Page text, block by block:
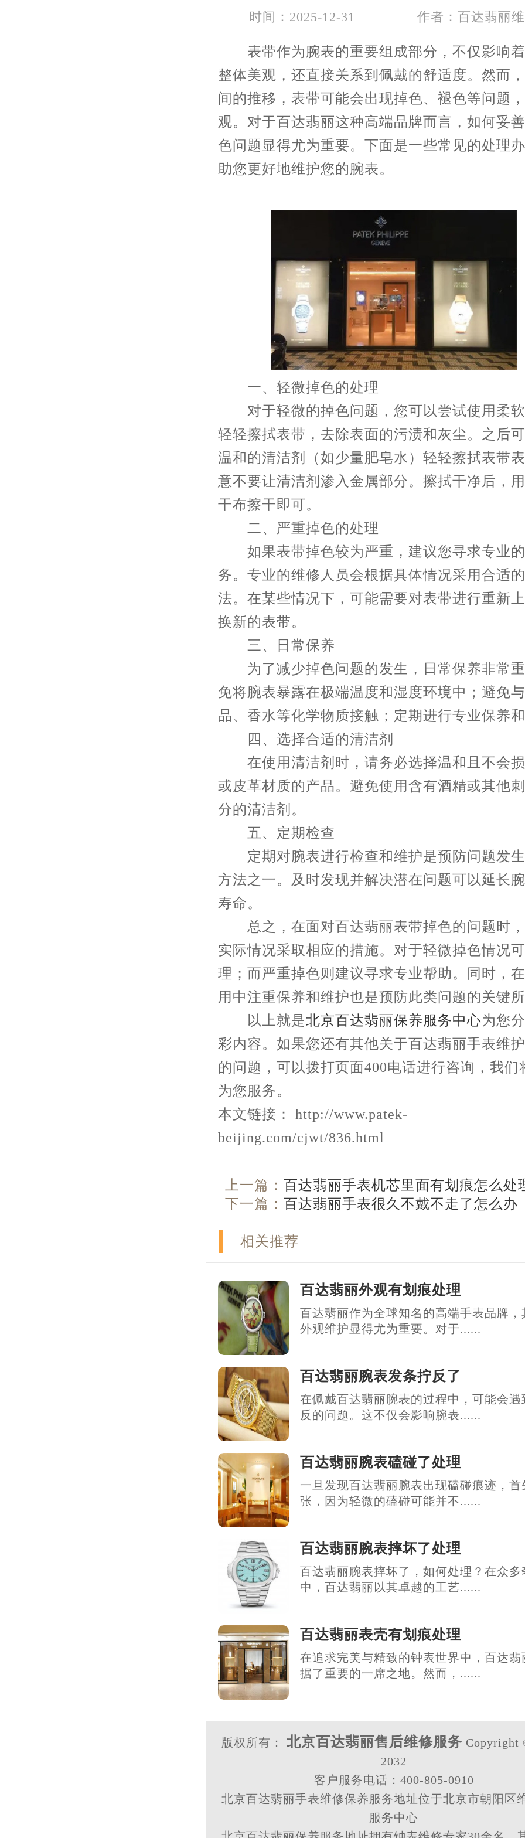
时间：2025-12-31 作者：百达翡丽
表带作为腕表的重要组成部分，不仅影响着
整体美观，还直接关系到佩戴的舒适度。然而
间的推移，表带可能会出现掉色、褪色等问题
观。对于百达翡丽这种高端品牌而言，如何妥
色问题显得尤为重要。下面是一些常见的处理
助您更好地维护您的腕表。
一、轻微掉色的处理
对于轻微的掉色问题，您可以尝试使用柔
轻轻擦拭表带，去除表面的污渍和灰尘。之后
温和的清洁剂（如少量肥皂水）轻轻擦拭表带
意不要让清洁剂渗入金属部分。擦拭干净后，
干布擦干即可。
二、严重掉色的处理
如果表带掉色较为严重，建议您寻求专业的
务。专业的维修人员会根据具体情况采用合适
法。在某些情况下，可能需要对表带进行重新
换新的表带。
三、日常保养
为了减少掉色问题的发生，日常保养非常
免将腕表暴露在极端温度和湿度环境中；避免
品、香水等化学物质接触；定期进行专业保养和
四、选择合适的清洁剂
在使用清洁剂时，请务必选择温和且不会
或皮革材质的产品。避免使用含有酒精或其他
分的清洁剂。
五、定期检查
定期对腕表进行检查和维护是预防问题发
方法之一。及时发现并解决潜在问题可以延长
寿命。
总之，在面对百达翡丽表带掉色的问题时
实际情况采取相应的措施。对于轻微掉色情况
理；而严重掉色则建议寻求专业帮助。同时，
用中注重保养和维护也是预防此类问题的关键所
以上就是北京百达翡丽保养服务中心为您
彩内容。如果您还有其他关于百达翡丽手表维
的问题，可以拨打页面400电话进行咨询，我们
为您服务。
本文链接： http://www.patek-
beijing.com/cjwt/836.html
上一篇： 百达翡丽手表机芯里面有划痕怎么处
下一篇： 百达翡丽手表很久不戴不走了怎么办
相关推荐
百达翡丽外观有划痕处理
百达翡丽作为全球知名的高端手表品牌，
外观维护显得尤为重要。对于......
百达翡丽腕表发条拧反了
在佩戴百达翡丽腕表的过程中，可能会遇
反的问题。这不仅会影响腕表......
百达翡丽腕表磕碰了处理
一旦发现百达翡丽腕表出现磕碰痕迹，首
张，因为轻微的磕碰可能并不......
百达翡丽腕表摔坏了处理
百达翡丽腕表摔坏了，如何处理？在众多
中，百达翡丽以其卓越的工艺......
百达翡丽表壳有划痕处理
在追求完美与精致的钟表世界中，百达翡
据了重要的一席之地。然而，......
版权所有： 北京百达翡丽售后维修服务 Copyright
2032
客户服务电话：400-805-0910
北京百达翡丽手表维修保养服务地址位于北京市朝阳区
服务中心